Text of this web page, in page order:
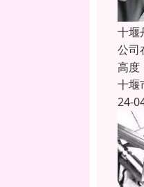
十堰
公司
高度
十堰
24-